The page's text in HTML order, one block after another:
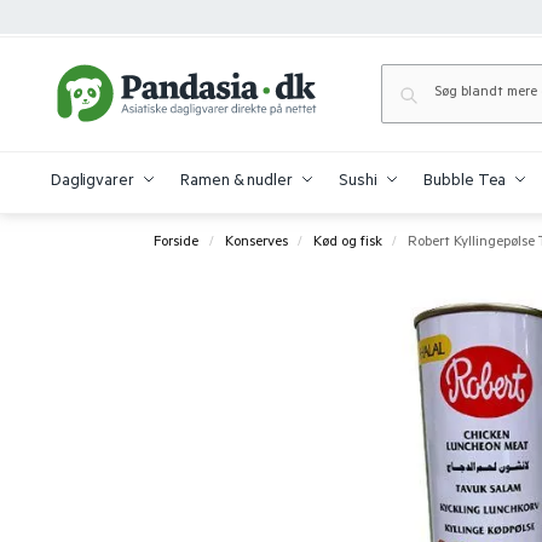
Dagligvarer Ramen & nudler Sushi Bubble Tea
Forside / Konserves / Kød og fisk / Robert Kyllingepølse